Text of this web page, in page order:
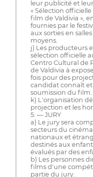
leur publicité et
« Sélection
film de Valdivia »,
fournies par le
aux sorties en
moyens.
j) Les producteurs
sélection officielle
Centro Cultural de
de Valdivia à
fois pour des
candidat connaît et
soumission du film.
k) L'organisation
projection et les
5. — JURY
a) Le jury sera
secteurs du
nationaux et
destinés aux
évalués par des
b) Les personnes
films d'une
partie du jury.